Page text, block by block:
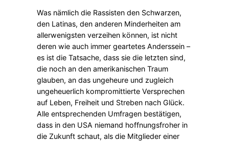
Was nämlich die Rassisten den Schwarzen,
den Latinas, den anderen Minderheiten am
allerwenigsten verzeihen können, ist nicht
deren wie auch immer geartetes Anderssein –
es ist die Tatsache, dass sie die letzten sind,
die noch an den amerikanischen Traum
glauben, an das ungeheure und zugleich
ungeheuerlich kompromittierte Versprechen
auf Leben, Freiheit und Streben nach Glück.
Alle entsprechenden Umfragen bestätigen,
dass in den USA niemand hoffnungsfroher in
die Zukunft schaut, als die Mitglieder einer